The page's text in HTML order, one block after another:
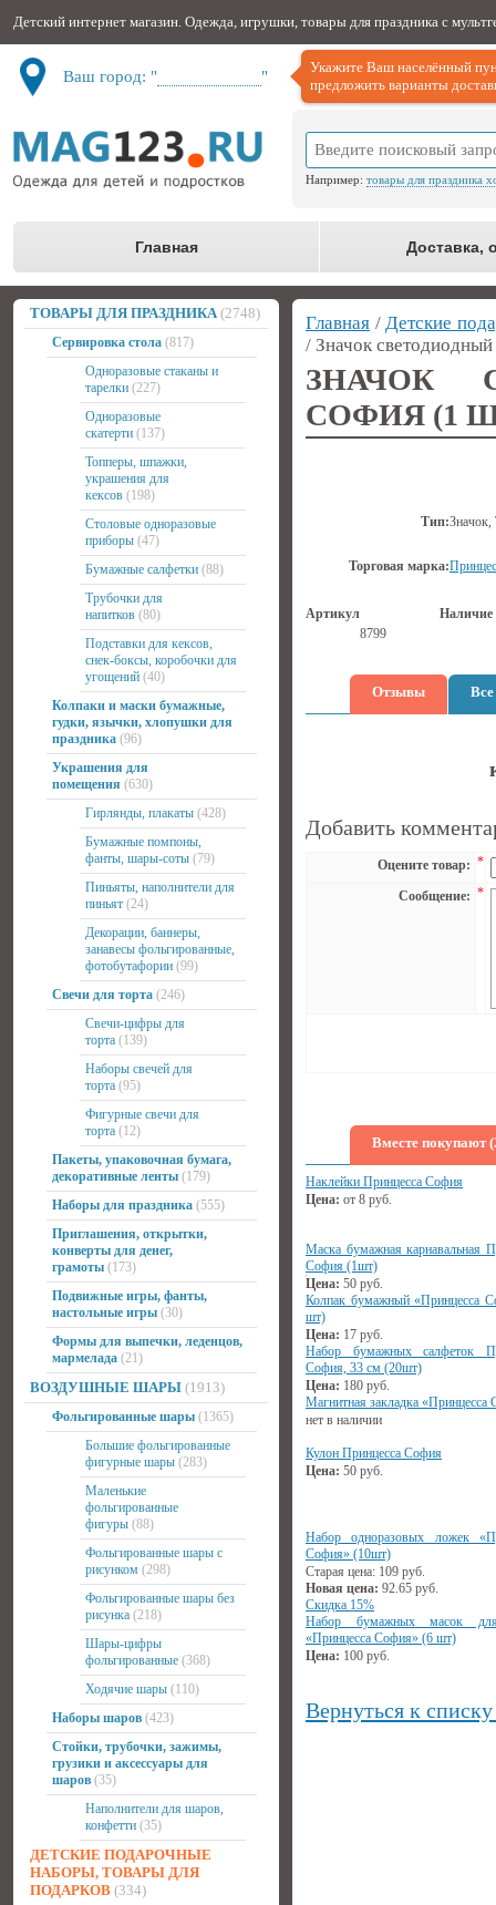
Детский интернет магазин. Одежда, игрушки, товары для праздника с
Ваш город: " "
Укажите Ваш населённый
предложить варианты
Например: товары для праздника
Главная Доставка,
ТОВАРЫ ДЛЯ ПРАЗДНИКА (2748)
Сервировка стола (817)
Одноразовые стаканы и
тарелки (227)
Одноразовые
скатерти (137)
Топперы, шпажки,
украшения для
кексов (198)
Столовые одноразовые
приборы (47)
Бумажные салфетки (88)
Трубочки для
напитков (80)
Подставки для кексов,
снек-боксы, коробочки для
угощений (40)
Колпаки и маски бумажные,
гудки, язычки, хлопушки для
праздника (96)
Украшения для
помещения (630)
Гирлянды, плакаты (428)
Бумажные помпоны,
фанты, шары-соты (79)
Пиньяты, наполнители для
пиньят (24)
Декорации, баннеры,
занавесы фольгированные,
фотобутафории (99)
Свечи для торта (246)
Свечи-цифры для
торта (139)
Наборы свечей для
торта (95)
Фигурные свечи для
торта (12)
Пакеты, упаковочная бумага,
декоративные ленты (179)
Наборы для праздника (555)
Приглашения, открытки,
конверты для денег,
грамоты (173)
Подвижные игры, фанты,
настольные игры (30)
Формы для выпечки, леденцов,
мармелада (21)
ВОЗДУШНЫЕ ШАРЫ (1913)
Фольгированные шары (1365)
Большие фольгированные
фигурные шары (283)
Маленькие
фольгированные
фигуры (88)
Фольгированные шары с
рисунком (298)
Фольгированные шары без
рисунка (218)
Шары-цифры
фольгированные (368)
Ходячие шары (110)
Наборы шаров (423)
Стойки, трубочки, зажимы,
грузики и аксессуары для
шаров (35)
Наполнители для шаров,
конфетти (35)
ДЕТСКИЕ ПОДАРОЧНЫЕ
НАБОРЫ, ТОВАРЫ ДЛЯ
ПОДАРКОВ (334)
Главная /Детские
/ Значок
ЗНАЧОК
СОФИЯ (1
Тип:Значок,
Торговая марка:
Артикул
Наличие
8799
Отзывы
Добавить
Оцените товар: *
Сообщение: *
Вместе покупают
Наклейки Принцесса София
Цена: от 8 руб.
Маска бумажная карнавальная
София (1шт)
Цена: 50 руб.
Колпак бумажный «Принцесса
шт)
Цена: 17 руб.
Набор бумажных салфеток
София, 33 см (20шт)
Цена: 180 руб.
Магнитная закладка «Принцесса
нет в наличии
Кулон Принцесса София
Цена: 50 руб.
Набор одноразовых ложек
София» (10шт)
Старая цена: 109 руб.
Новая цена: 92.65 руб.
Скидка 15%
Набор бумажных масок
«Принцесса София» (6 шт)
Цена: 100 руб.
Вернуться к списку